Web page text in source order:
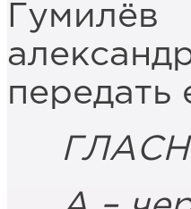
передать